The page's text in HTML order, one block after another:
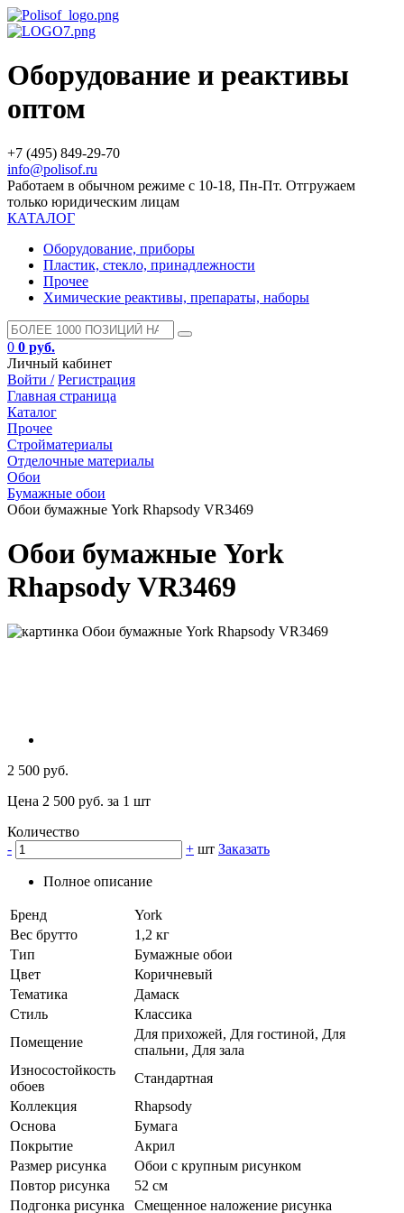
Оборудование и реактивы
оптом
+7 (495) 849-29-70
info@polisof.ru
Работаем в обычном режиме с 10-18, Пн-Пт. Отгружаем
только юридическим лицам
КАТАЛОГ
Оборудование, приборы
Пластик, стекло, принадлежности
Прочее
Химические реактивы, препараты, наборы
0 0 руб.
Личный кабинет
Войти / Регистрация
Главная страница
Каталог
Прочее
Стройматериалы
Отделочные материалы
Обои
Бумажные обои
Обои бумажные York Rhapsody VR3469
Обои бумажные York
Rhapsody VR3469
2 500 руб.
Цена 2 500 руб. за 1 шт
Количество
-
+ шт Заказать
Полное описание
Бренд
York
Вес брутто
1,2 кг
Тип
Бумажные обои
Цвет
Коричневый
Тематика
Дамаск
Стиль
Классика
Помещение
Для прихожей, Для гостиной, Для
спальни, Для зала
Износостойкость
обоев
Стандартная
Коллекция
Rhapsody
Основа
Бумага
Покрытие
Акрил
Размер рисунка
Обои с крупным рисунком
Повтор рисунка
52 см
Подгонка рисунка
Смещенное наложение рисунка